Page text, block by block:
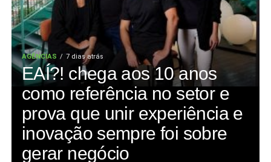
AGÊNCIAS 7 dias atrás
EAÍ?! chega aos 10 anos
como referência no setor e
prova que unir experiência e
inovação sempre foi sobre
gerar negócio